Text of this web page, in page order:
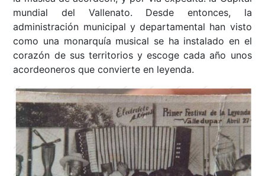
mundial del Vallenato. Desde entonces, la
administración municipal y departamental han visto
como una monarquía musical se ha instalado en el
corazón de sus territorios y escoge cada año unos
acordeoneros que convierte en leyenda.